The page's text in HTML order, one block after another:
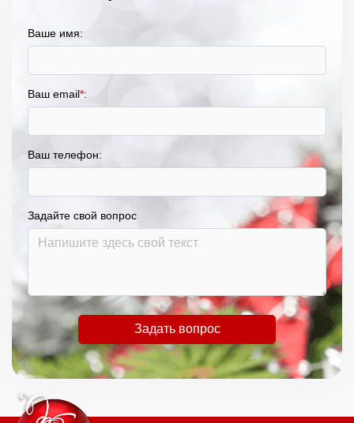
Ваше имя:
Ваш email*:
Ваш телефон:
Задайте свой вопрос
Задать вопрос